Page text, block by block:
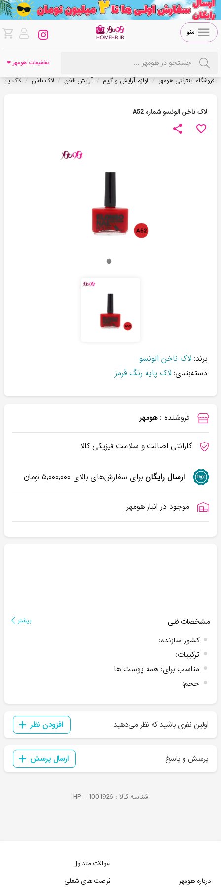
منو
تخفیفات هومهر ❤
فروشگاه اینترنتی هومهر / لوازم آرایش و گریم / آرایش ناخن / لاک ناخن / لاک
لاک ناخن الونسو شماره A52
برند: لاک ناخن الونسو
دسته‌بندی: لاک پایه رنگ قرمز
فروشنده : هومهر
گارانتی اصالت و سلامت فیزیکی کالا
ارسال رایگانبرای سفارش‌های بالای ۵,۰۰۰,۰۰۰تومان
موجود در انبار هومهر
مشخصات فنی بیشتر
کشور سازنده:
ترکیبات:
مناسب برای: همه پوست ها
حجم:
اولین نفری باشید که نظر می‌دهید افزودن نظر
پرسش و پاسخ ارسال پرسش
شناسه کالا : HP - 1001926
درباره هومهر
سوالات متداول
فرصت های شغلی